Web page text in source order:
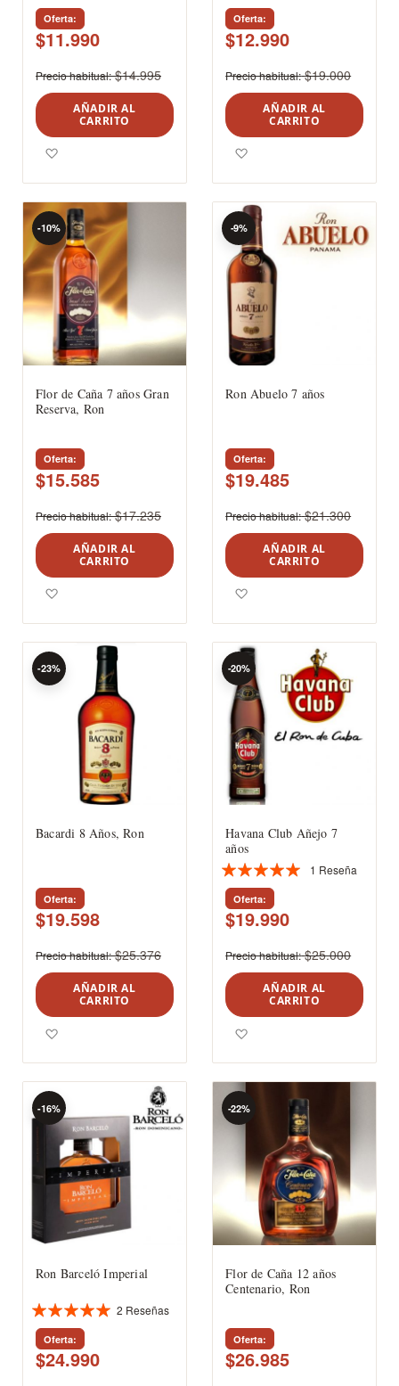
Oferta
$11.990
Precio habitual $14.995
AÑADIR AL
CARRITO
Oferta
$12.990
Precio habitual $19.000
AÑADIR AL
CARRITO
Flor de Caña 7 años Gran
Reserva, Ron
Oferta
$15.585
-10%
Precio habitual $17.235
AÑADIR AL
CARRITO
Ron Abuelo 7 años
Oferta
$19.485
-9%
Precio habitual $21.300
AÑADIR AL
CARRITO
Bacardi 8 Años, Ron
Oferta
$19.598
-23%
Precio habitual $25.376
AÑADIR AL
CARRITO
Havana Club Añejo 7
años
Valoración:
100%
1 Reseña
Oferta
$19.990
-20%
Precio habitual $25.000
AÑADIR AL
CARRITO
Ron Barceló Imperial
Valoración:
100%
2 Reseñas
Oferta
$24.990
-16%
Flor de Caña 12 años
Centenario, Ron
Oferta
$26.985
-22%